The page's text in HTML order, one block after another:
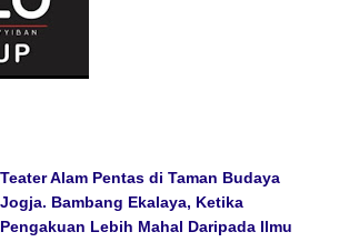
Teater Alam Pentas di Taman Budaya
Jogja. Bambang Ekalaya, Ketika
Pengakuan Lebih Mahal Daripada Ilmu